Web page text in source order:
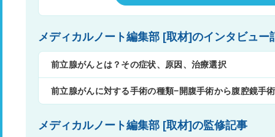
メディカルノート編集部 [取材]のインタビ
前立腺がんとは？その症状、原因、治療選択
前立腺がんに対する手術の種類−開腹手術から腹腔鏡手
メディカルノート編集部 [取材]の監修記事